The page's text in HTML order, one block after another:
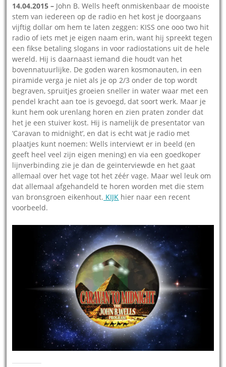
14.04.2015 – John B. Wells heeft onmiskenbaar de mooiste
stem van iedereen op de radio en het kost je doorgaans
vijftig dollar om hem te laten zeggen: KISS one ooo two hit
radio of iets met je eigen naam erin, want hij spreekt tegen
een fikse betaling slogans in voor radiostations uit de hele
wereld. Hij is daarnaast iemand die houdt van het
bovennatuurlijke. De goden waren kosmonauten, in een
piramide verga je niet als je op 2/3 onder de top wordt
begraven, spruitjes groeien sneller in water waar met een
pendel kracht aan toe is gevoegd, dat soort werk. Maar je
kunt hem ook urenlang horen en zien praten zonder dat
het je een stuiver kost. Hij is namelijk de presentator van
‘Caravan to midnight’, en dat is echt wat je radio met
plaatjes kunt noemen: Wells interviewt er in beeld (en
geeft heel veel zijn eigen mening) en via een goedkoper
lijnverbinding zie je dan de geïnterviewde en het gaat
allemaal over het vage tot het zéér vage. Maar wel leuk om
dat allemaal afgehandeld te horen worden met die stem
van bronsgroen eikenhout. KIJK hier naar een recent
voorbeeld.